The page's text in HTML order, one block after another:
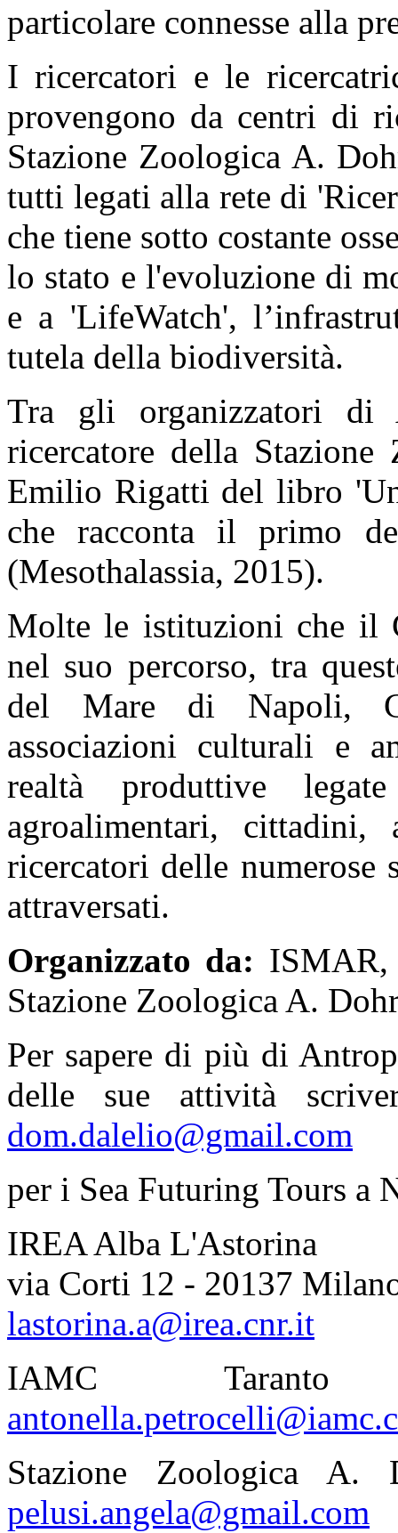
particolare connesse alla
I ricercatori e le
provengono da centri di
Stazione Zoologica A.
tutti legati alla rete di
che tiene sotto costante
lo stato e l'evoluzione di
e a 'LifeWatch',
tutela della biodiversità.
Tra gli organizzatori di
ricercatore della
Emilio Rigatti del libro
che racconta il primo
(Mesothalassia, 2015).
Molte le istituzioni che il
nel suo percorso, tra
del Mare di Napoli,
associazioni culturali e
realtà produttive
agroalimentari,
ricercatori delle
attraversati.
Organizzato da:
Stazione Zoologica A.
Per sapere di più di
delle sue attività
dom.dalelio@gmail.com
per i Sea Futuring Tours a
IREA Alba L'Astorina
via Corti 12 - 20137
lastorina.a@irea.cnr.it
IAMC Taranto
Stazione Zoologica A.
pelusi.angela@gmail.com